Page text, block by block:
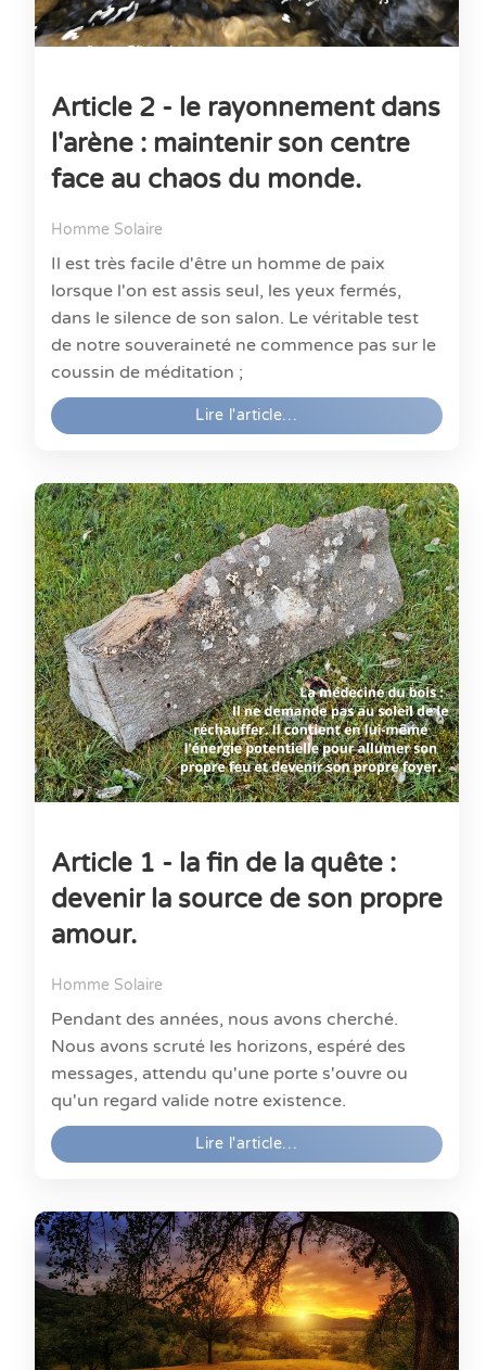
Article 2 - le rayonnement dans
l'arène : maintenir son centre
face au chaos du monde.
Homme Solaire
Il est très facile d'être un homme de paix
lorsque l'on est assis seul, les yeux fermés,
dans le silence de son salon. Le véritable test
de notre souveraineté ne commence pas sur le
coussin de méditation ;
Lire l'article…
Article 1 - la fin de la quête :
devenir la source de son propre
amour.
Homme Solaire
Pendant des années, nous avons cherché.
Nous avons scruté les horizons, espéré des
messages, attendu qu'une porte s'ouvre ou
qu'un regard valide notre existence.
Lire l'article…